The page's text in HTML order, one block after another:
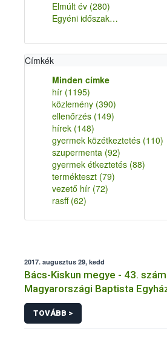
Elmúlt év (280)
Egyéni időszak…
Címkék
Minden címke
hír (1195)
közlemény (390)
ellenőrzés (149)
hírek (148)
gyermek közétkeztetés (110)
szupermenta (92)
gyermek étkeztetés (88)
termékteszt (79)
vezető hír (72)
rasff (62)
2017. augusztus 29, kedd
Bács-Kiskun megye - 43.
Magyarországi Baptista
Főzőkonyha
TOVÁBB >